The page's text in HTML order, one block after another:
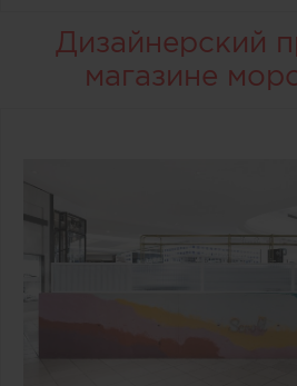
Дизайнерский
магазине